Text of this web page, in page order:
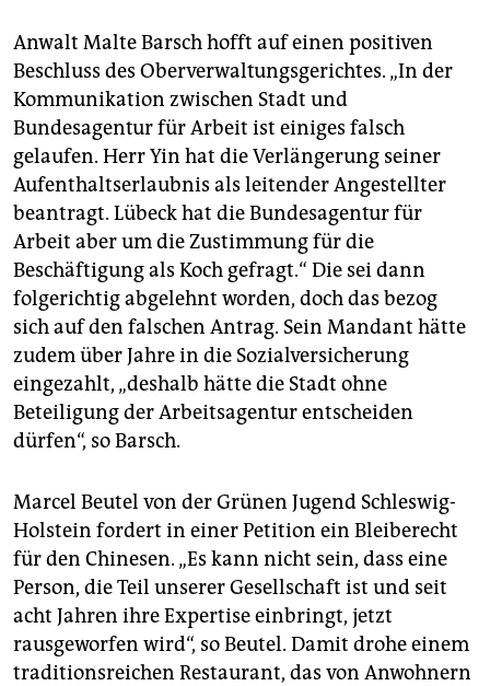
Anwalt Malte Barsch hofft auf einen positiven
Beschluss des Oberverwaltungsgerichtes. „In der
Kommunikation zwischen Stadt und
Bundesagentur für Arbeit ist einiges falsch
gelaufen. Herr Yin hat die Verlängerung seiner
Aufenthaltserlaubnis als leitender Angestellter
beantragt. Lübeck hat die Bundesagentur für
Arbeit aber um die Zustimmung für die
Beschäftigung als Koch gefragt.“ Die sei dann
folgerichtig abgelehnt worden, doch das bezog
sich auf den falschen Antrag. Sein Mandant hätte
zudem über Jahre in die Sozialversicherung
eingezahlt, „deshalb hätte die Stadt ohne
Beteiligung der Arbeitsagentur entscheiden
dürfen“, so Barsch.
Marcel Beutel von der Grünen Jugend Schleswig-
Holstein fordert in einer Petition ein Bleiberecht
für den Chinesen. „Es kann nicht sein, dass eine
Person, die Teil unserer Gesellschaft ist und seit
acht Jahren ihre Expertise einbringt, jetzt
rausgeworfen wird“, so Beutel. Damit drohe einem
traditionsreichen Restaurant, das von Anwohnern